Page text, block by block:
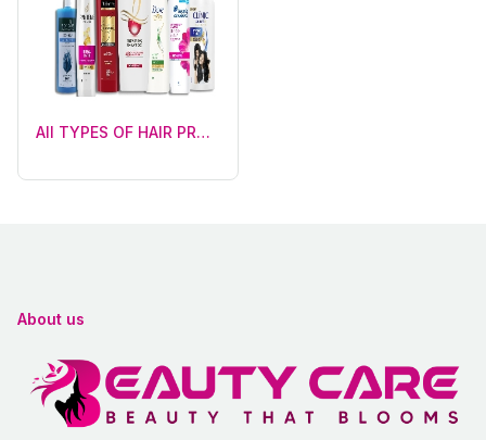
All TYPES OF HAIR PRODUCTS (44)
About us